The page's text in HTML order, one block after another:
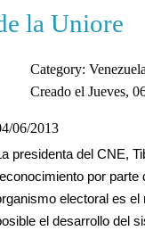
la Uniore
Category: Venezuela
Creado el Jueves,
06/2013
presidenta del CNE,
por parte
electoral es
el desarrollo del